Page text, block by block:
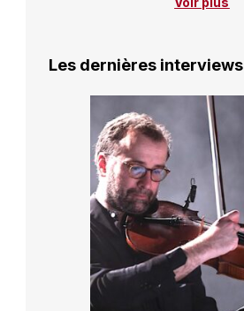
Les dernières interviews